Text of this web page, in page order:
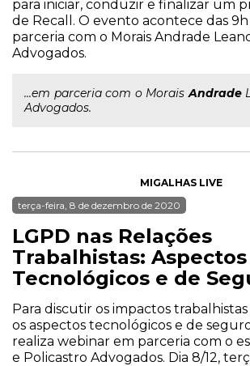
para iniciar, conduzir e finalizar um
de Recall. O evento acontece das 9h
parceria com o Morais Andrade
Advogados.
...em parceria com o MoraisAndrade
Advogados.
MIGALHAS LIVE
terça-feira, 8 de dezembro de 2020
LGPD nas Relações
Trabalhistas: Aspectos
Tecnológicos e de
Para discutir os impactos trabalhistas
os aspectos tecnológicos e de
realiza webinar em parceria com o
e Policastro Advogados. Dia 8/12,